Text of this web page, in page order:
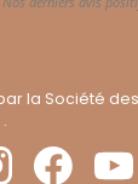
la Société des
.